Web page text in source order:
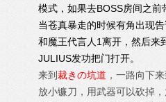
模式，如果去BOSS房间之前
当苍真暴走的时候有角出现
和魔王代言人1离开，然后来
JULIUS发功把门打开。
来到 裁きの坑道 ，一路向下
放小镰刀，用武器可以砍掉